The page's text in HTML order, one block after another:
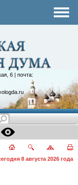
6 | почта:
8 августа 2026 года